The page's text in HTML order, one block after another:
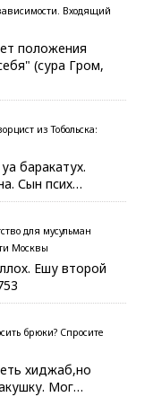
Входящий
положения
(сура Гром,
из Тобольска:
баракатух.
Сын псих…
для мусульман
Москвы
Ешу второй
брюки? Спросите
хиджаб,но
Мог…